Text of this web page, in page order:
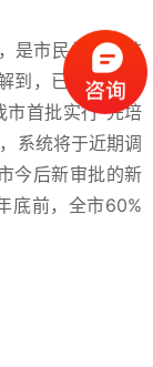
是市民关注度较
，已经有不少
市首批实行“先培
系统将于近期调
今后新审批的新
底前，全市60%